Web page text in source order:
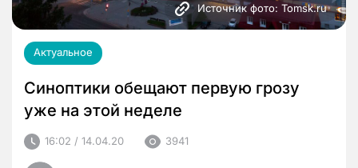
Источник фото: Tomsk.ru
Актуальное
Синоптики обещают первую грозу
уже на этой неделе
16:02 / 14.04.20 3941